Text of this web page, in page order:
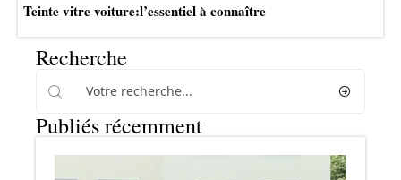
Teinte vitre voiture:l’essentiel à connaître
Recherche
Publiés récemment